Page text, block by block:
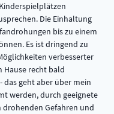
Die Einhaltung
bis zu einem
Es ist dringend zu
verbesserter
Hause recht bald
geht aber über mein
werden, durch geeignete
Gefahren und